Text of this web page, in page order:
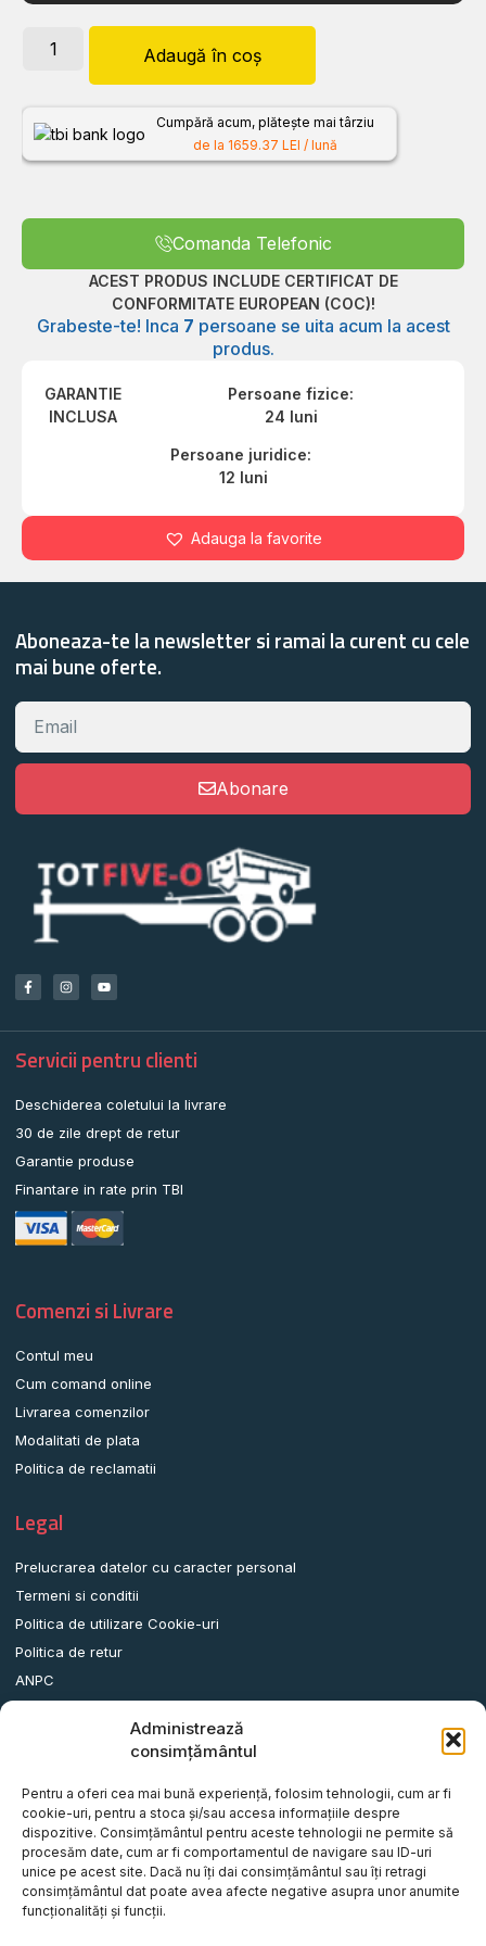
Administrează
consimțământul
Pentru a oferi cea mai bună experiență, folosim tehnologii, cum ar fi
cookie-uri, pentru a stoca și/sau accesa informațiile despre
dispozitive. Consimțământul pentru aceste tehnologii ne permite să
procesăm date, cum ar fi comportamentul de navigare sau ID-uri
unice pe acest site. Dacă nu îți dai consimțământul sau îți retragi
consimțământul dat poate avea afecte negative asupra unor anumite
funcționalități și funcții.
Adaugă în coș
Cumpără acum, plătește mai târziu
de la 1659.37 LEI / lună
Comanda Telefonic
ACEST PRODUS INCLUDE CERTIFICAT DE
CONFORMITATE EUROPEAN (COC)!
Grabeste-te! Inca 7 persoane se uita acum la acest
produs.
GARANTIE
INCLUSA
Persoane fizice:
24 luni
Persoane juridice:
12 luni
Adauga la favorite
Aboneaza-te la newsletter si ramai la curent cu cele
mai bune oferte.
Abonare
Servicii pentru clienti
Deschiderea coletului la livrare
30 de zile drept de retur
Garantie produse
Finantare in rate prin TBI
Comenzi si Livrare
Contul meu
Cum comand online
Livrarea comenzilor
Modalitati de plata
Politica de reclamatii
Legal
Prelucrarea datelor cu caracter personal
Termeni si conditii
Politica de utilizare Cookie-uri
Politica de retur
ANPC
info@remorci-platforme.ro
0786.720.706
0786.720.707
0786.720.708